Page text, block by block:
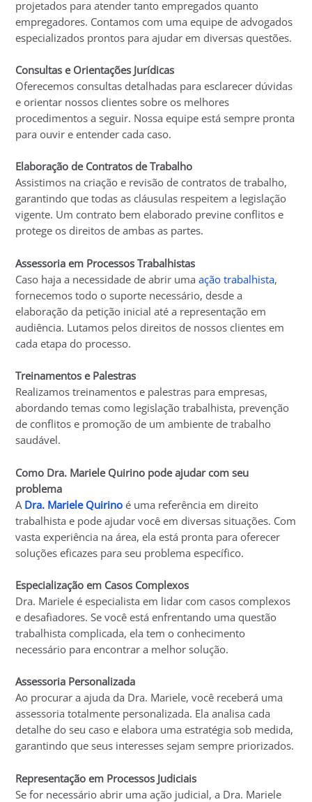
projetados para atender tanto empregados quanto
empregadores. Contamos com uma equipe de advogados
especializados prontos para ajudar em diversas questões.
Consultas e Orientações Jurídicas
Oferecemos consultas detalhadas para esclarecer dúvidas
e orientar nossos clientes sobre os melhores
procedimentos a seguir. Nossa equipe está sempre pronta
para ouvir e entender cada caso.
Elaboração de Contratos de Trabalho
Assistimos na criação e revisão de contratos de trabalho,
garantindo que todas as cláusulas respeitem a legislação
vigente. Um contrato bem elaborado previne conflitos e
protege os direitos de ambas as partes.
Assessoria em Processos Trabalhistas
Caso haja a necessidade de abrir umaação trabalhista,
fornecemos todo o suporte necessário, desde a
elaboração da petição inicial até a representação em
audiência. Lutamos pelos direitos de nossos clientes em
cada etapa do processo.
Treinamentos e Palestras
Realizamos treinamentos e palestras para empresas,
abordando temas como legislação trabalhista, prevenção
de conflitos e promoção de um ambiente de trabalho
saudável.
Como Dra. Mariele Quirino pode ajudar com seu
problema
A Dra. Mariele Quirino é uma referência em direito
trabalhista e pode ajudar você em diversas situações. Com
vasta experiência na área, ela está pronta para oferecer
soluções eficazes para seu problema específico.
Especialização em Casos Complexos
Dra. Mariele é especialista em lidar com casos complexos
e desafiadores. Se você está enfrentando uma questão
trabalhista complicada, ela tem o conhecimento
necessário para encontrar a melhor solução.
Assessoria Personalizada
Ao procurar a ajuda da Dra. Mariele, você receberá uma
assessoria totalmente personalizada. Ela analisa cada
detalhe do seu caso e elabora uma estratégia sob medida,
garantindo que seus interesses sejam sempre priorizados.
Representação em Processos Judiciais
Se for necessário abrir uma ação judicial, a Dra. Mariele